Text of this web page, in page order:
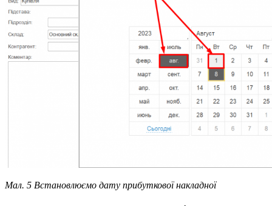
Мал. 5 Встановлюємо дату прибуткової накладної